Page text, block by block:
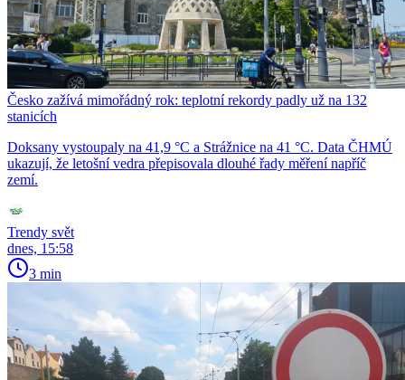
Česko zažívá mimořádný rok: teplotní rekordy padly už na 132
stanicích
Doksany vystoupaly na 41,9 °C a Strážnice na 41 °C. Data ČHMÚ
ukazují, že letošní vedra přepisovala dlouhé řady měření napříč
zemí.
Trendy svět
dnes, 15:58
3 min